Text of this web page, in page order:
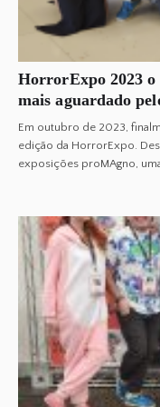
HorrorExpo 2023
mais aguardado
Em outubro de 2023,
edição da HorrorExpo.
exposições proMAgno,